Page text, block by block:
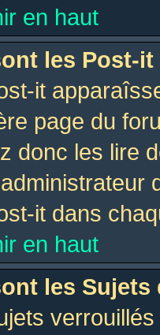
en haut
les Post-it
it
page du
donc les lire
it dans
en haut
les